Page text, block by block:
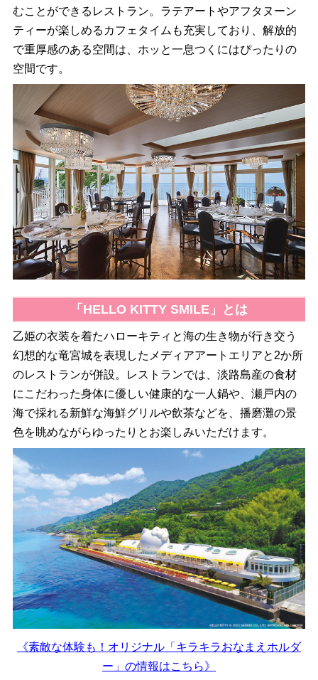
むことができるレストラン。ラテアートやアフタヌーン
ティーが楽しめるカフェタイムも充実しており、解放的
で重厚感のある空間は、ホッと一息つくにはぴったりの
空間です。
「HELLO KITTY SMILE」とは
乙姫の衣装を着たハローキティと海の生き物が行き交う
幻想的な竜宮城を表現したメディアアートエリアと2か所
のレストランが併設。レストランでは、淡路島産の食材
にこだわった身体に優しい健康的な一人鍋や、瀬戸内の
海で採れる新鮮な海鮮グリルや飲茶などを、播磨灘の景
色を眺めながらゆったりとお楽しみいただけます。
《素敵な体験も！オリジナル「キラキラおなまえホルダ
ー」の情報はこちら》